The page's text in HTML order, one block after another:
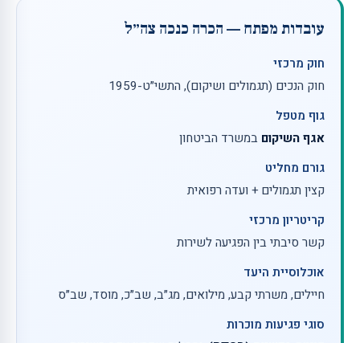
עובדות מפתח — הכרה כנכה צה״ל
חוק מרכזי
חוק הנכים (תגמולים ושיקום), התשי״ט-1959
גוף מטפל
אגף השיקום במשרד הביטחון
גורם מחליט
קצין תגמולים + ועדה רפואית
קריטריון מרכזי
קשר סיבתי בין הפגיעה לשירות
אוכלוסיית היעד
חיילים, משרתי קבע, מילואים, מג״ב, שב״כ, מוסד, שב״ס
סוגי פגיעות מוכרות